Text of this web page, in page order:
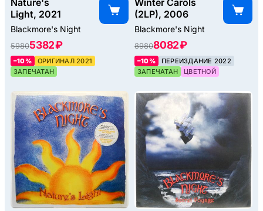
Nature's
Light, 2021
Blackmore's Night
59805382 ₽
–10%
ОРИГИНАЛ 2021
ЗАПЕЧАТАН
Winter Carols
(2LP), 2006
Blackmore's Night
89808082 ₽
–10%
ПЕРЕИЗДАНИЕ 2022
ЗАПЕЧАТАН
ЦВЕТНОЙ